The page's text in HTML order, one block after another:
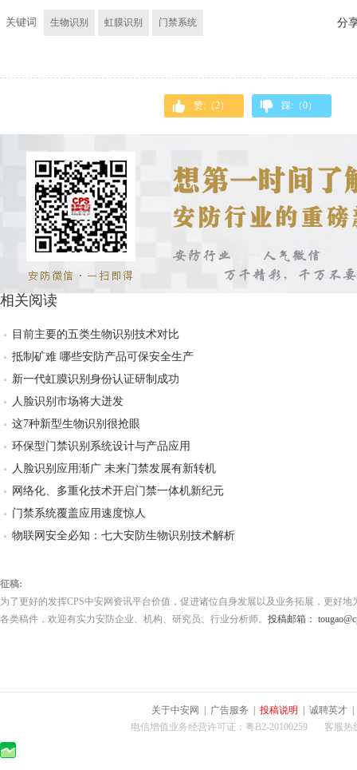
关键词 生物识别 虹膜识别 门禁系统 分
赞:（2） 踩:（0）
相关阅读
目前主要的五类生物识别技术对比
抵制矿难 哪些安防产品可保安全生产
新一代虹膜识别身份认证研制成功
人脸识别市场将大迸发
这7种新型生物识别很抢眼
环保型门禁识别系统设计与产品应用
人脸识别应用渐广 未来门禁发展有新转机
网络化、多重化技术开启门禁一体机新纪元
门禁系统覆盖应用速度惊人
物联网安全必知：七大安防生物识别技术解析
征稿:
为了更好的发挥CPS中安网资讯平台价值，促进诸位自身发展以及业务拓展，更好
各类稿件，欢迎有实力安防企业、机构、研究员、行业分析师。 投稿邮箱：
关于中安网 广告服务 投稿说明 诚聘英才
电信增值业务经营许可证：粤B2-20100259 客服